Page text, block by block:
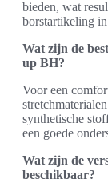
bieden, wat
borstartikeling
Wat zijn de
up BH?
Voor een
synthetische
een goede
Wat zijn de
beschikbaar?